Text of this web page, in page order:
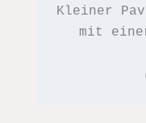
Kleiner
mit